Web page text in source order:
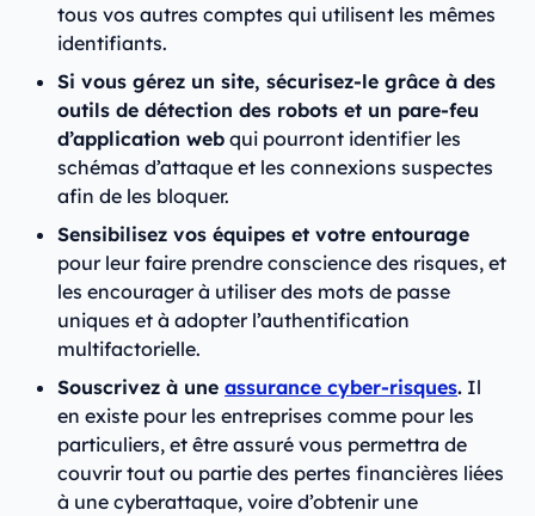
tous vos autres comptes qui utilisent les mêmes
identifiants.
Si vous gérez un site, sécurisez-le grâce à des
outils de détection des robots et un pare-feu
d’application web qui pourront identifier les
schémas d’attaque et les connexions suspectes
afin de les bloquer.
Sensibilisez vos équipes et votre entourage
pour leur faire prendre conscience des risques, et
les encourager à utiliser des mots de passe
uniques et à adopter l’authentification
multifactorielle.
Souscrivez à une assurance cyber-risques. Il
en existe pour les entreprises comme pour les
particuliers, et être assuré vous permettra de
couvrir tout ou partie des pertes financières liées
à une cyberattaque, voire d’obtenir une